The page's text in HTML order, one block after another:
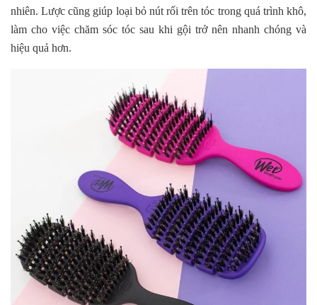
nhiên. Lược cũng giúp loại bỏ nút rối trên tóc trong quá trình khô,
làm cho việc chăm sóc tóc sau khi gội trở nên nhanh chóng và
hiệu quả hơn.